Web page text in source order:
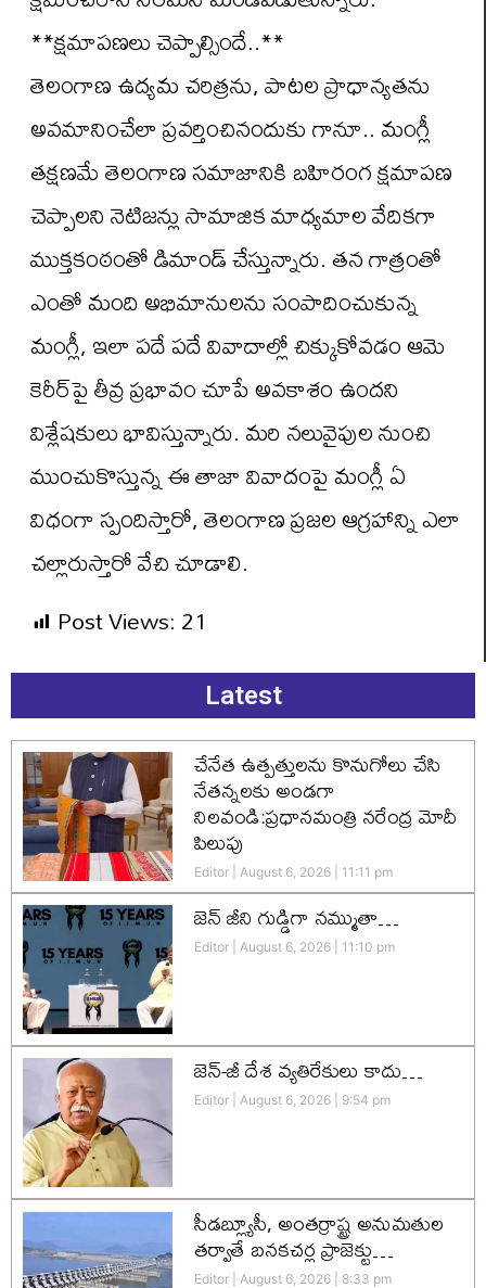
**క్షమాపణలు చెప్పాల్సిందే..**
తెలంగాణ ఉద్యమ చరిత్రను, పాటల ప్రాధాన్యతను
అవమానించేలా ప్రవర్తించినందుకు గానూ.. మంగ్లీ
తక్షణమే తెలంగాణ సమాజానికి బహిరంగ క్షమాపణ
చెప్పాలని నెటిజన్లు సామాజిక మాధ్యమాల వేదికగా
ముక్తకంఠంతో డిమాండ్ చేస్తున్నారు. తన గాత్రంతో
ఎంతో మంది అభిమానులను సంపాదించుకున్న
మంగ్లీ, ఇలా పదే పదే వివాదాల్లో చిక్కుకోవడం ఆమె
కెరీర్‌పై తీవ్ర ప్రభావం చూపే అవకాశం ఉందని
విశ్లేషకులు భావిస్తున్నారు. మరి నలువైపుల నుంచి
ముంచుకొస్తున్న ఈ తాజా వివాదంపై మంగ్లీ ఏ
విధంగా స్పందిస్తారో, తెలంగాణ ప్రజల ఆగ్రహాన్ని ఎలా
చల్లారుస్తారో వేచి చూడాలి.
Post Views:21
Latest
చేనేత ఉత్పత్తులను కొనుగోలు చేసి
నేతన్నలకు అండగా
నిలవండి:ప్రధానమంత్రి నరేంద్ర మోదీ
పిలుపు
Editor August 6, 2026 11:11 pm
జెన్‌ జీని గుడ్డిగా నమ్ముతా…
Editor August 6, 2026 11:10 pm
జెన్-జీ దేశ వ్యతిరేకులు కాదు…
Editor August 6, 2026 9:54 pm
సీడబ్ల్యూసీ, అంతర్రాష్ట్ర అనుమతుల
తర్వాతే బనకచర్ల ప్రాజెక్టు…
Editor August 6, 2026 8:33 pm